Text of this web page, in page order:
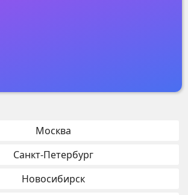
Москва
Санкт-Петербург
Новосибирск